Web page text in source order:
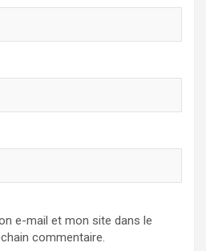
e-mail et mon site dans le
commentaire.